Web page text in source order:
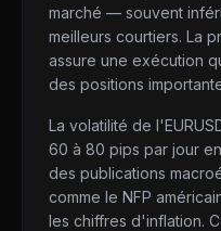
marché — souvent
meilleurs courtiers. La
assure une exécution
des positions
La volatilité de
60 à 80 pips par jour
des publications
comme le NFP
les chiffres d'inflation.